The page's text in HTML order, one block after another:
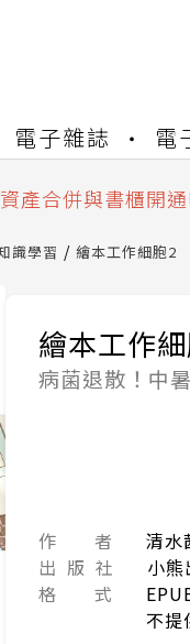
電子雜誌 電
要說明及資產合併
統維護中，本站
產合併與書櫃開
見問題
書櫃開通與資產合
要說明及資產合併
統維護中，本站同
識學習 繪本工作細胞2
繪本工作
病菌退散！中
作 者
清水
出 版 社
小熊
格 式
不提